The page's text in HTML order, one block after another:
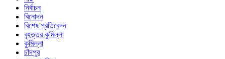
নির্বাচন
বিনোদন
বিশেষ প্রতিবেদন
বৃহত্তর কুমিল্লা
কুমিল্লা
চাঁদপুর